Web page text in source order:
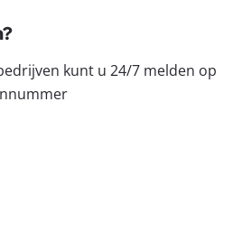
kunt u 24/7 melden op